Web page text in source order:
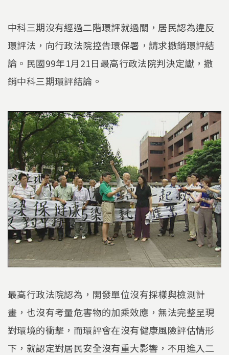
中科三期沒有經過二階環評就過關，居民認為違反
環評法，向行政法院控告環保署，請求撤銷環評結
論。民國99年1月21日最高行政法院判決定讞，撤
銷中科三期環評結論。
最高行政法院認為，開發單位沒有採樣與檢測計
畫，也沒有考量危害物的加乘效應，無法完整呈現
對環境的衝擊，而環評會在沒有健康風險評估情形
下，就認定對居民安全沒有重大影響，不用進入二